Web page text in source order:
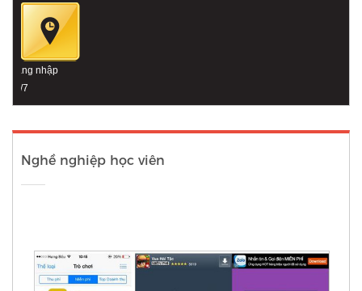
Đăng nhập
24/7
Nghề nghiệp học viên